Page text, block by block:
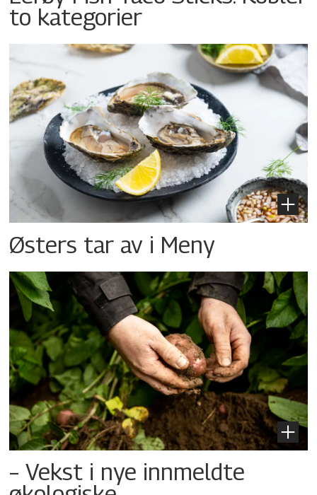
to kategorier
Østers tar av i Meny
– Vekst i nye innmeldte